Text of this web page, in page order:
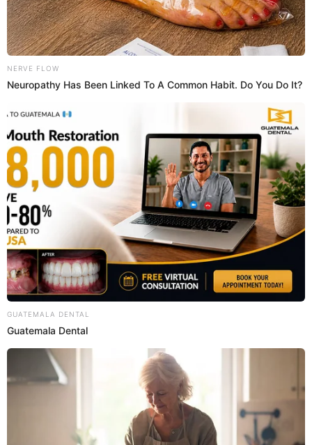
08 Ago 2019 | 10:30 h
“Los Shapis” le responde así a Tony Rosado por
comportamiento inapropiado en los escenarios
El cantante de cumbia, Tony Rosado, sigue en el ojo de la tormenta
por haber sido acusado de realizar apología al feminicidio y, ahora,
recibe un llamado de atenión por Apdayc.